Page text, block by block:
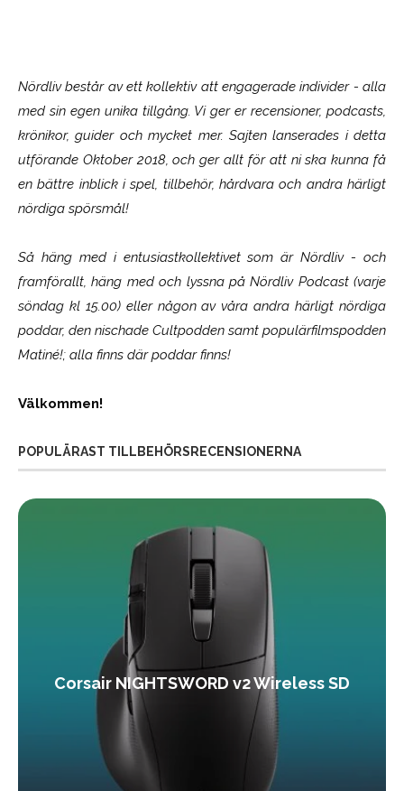
Nördliv består av ett kollektiv att engagerade individer - alla
med sin egen unika tillgång. Vi ger er recensioner, podcasts,
krönikor, guider och mycket mer. Sajten lanserades i detta
utförande Oktober 2018, och ger allt för att ni ska kunna få
en bättre inblick i spel, tillbehör, hårdvara och andra härligt
nördiga spörsmål!
Så häng med i entusiastkollektivet som ärNördliv- och
framförallt, häng med och lyssna på Nördliv Podcast (varje
söndag kl 15.00) eller någon av våra andra härligt nördiga
poddar, den nischade Cultpodden samt populärfilmspodden
Matiné!; alla finns där poddar finns!
Välkommen!
POPULÄRAST TILLBEHÖRSRECENSIONERNA
Corsair NIGHTSWORD v2 Wireless SD